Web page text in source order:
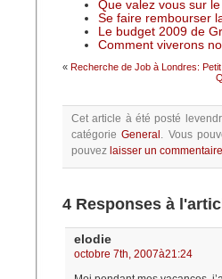
Que valez vous sur
Se faire rembourser
Le budget 2009 de
Comment viverons
« Recherche de Job à Londres:
Cet article à été posté
catégorie General
Vous
pouvez laisser un commentaire
4 Responses à
elodie
octobre 7th, 2007à21:24